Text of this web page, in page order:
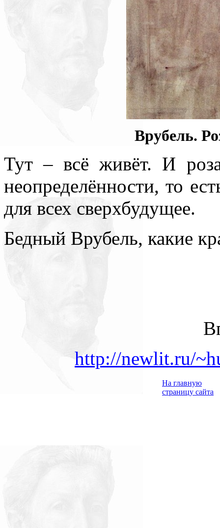
Врубель.
Тут – всё живёт. И
неопределённости, то
для всех сверхбудущее.
Бедный Врубель, какие
http://newlit.ru/
На главную
страницу сайта